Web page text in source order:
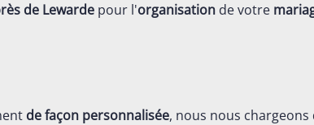
de Lewarde pour l'organisation de votre
de façon personnalisée, nous nous